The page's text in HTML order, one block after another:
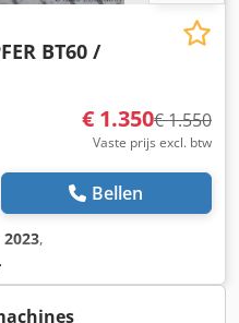
BT60 /
€ 1.350€ 1.550
Vaste prijs excl. btw
Bellen
2023,